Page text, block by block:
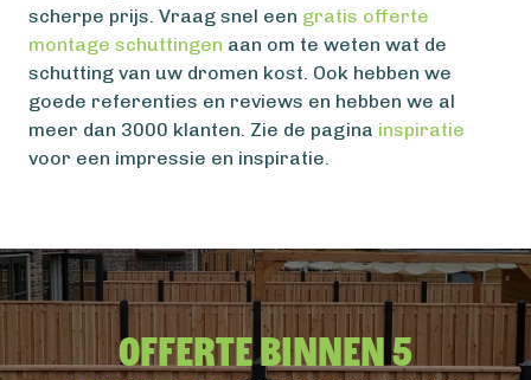
scherpe prijs. Vraag snel een gratis offerte
montage schuttingen aan om te weten wat de
schutting van uw dromen kost. Ook hebben we
goede referenties en reviews en hebben we al
meer dan 3000 klanten. Zie de pagina inspiratie
voor een impressie en inspiratie.
Offerte binnen 5